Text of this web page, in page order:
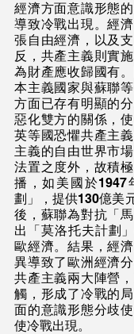
經濟方面意識形態
導致冷戰出現。經
張自由經濟，以及
反，共產主義則實
為財產應收歸國有
本主義國家與蘇聯
方面已存有明顯的
惡化雙方的關係，
英等國恐懼共產主
主義的自由世界市
法置之度外，故積
播，如美國於1947
劃」，提供130億美
後，蘇聯為對抗「
出「莫洛托夫計劃
歐經濟。結果，經
異導致了歐洲經濟
共產主義兩大陣營
觸，形成了冷戰的
面的意識形態分歧
使冷戰出現。